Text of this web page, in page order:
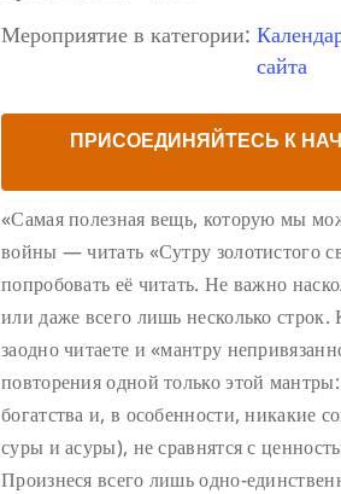
Мероприятие в категории:
сайта
ПРИСОЕДИНЯЙТЕСЬ К
«Самая полезная вещь, которую мы
войны — читать «Сутру золотистого
попробовать её читать. Не важно
или даже всего лишь несколько строк.
заодно читаете и «мантру
повторения одной только этой
богатства и, в особенности, никакие
суры и асуры), не сравнятся с
Произнеся всего лишь одно-